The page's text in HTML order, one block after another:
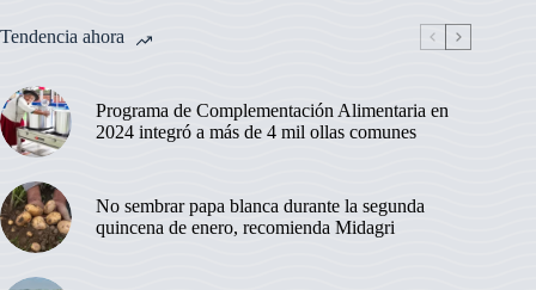
Tendencia ahora
Programa de Complementación Alimentaria en
2024 integró a más de 4 mil ollas comunes
No sembrar papa blanca durante la segunda
quincena de enero, recomienda Midagri